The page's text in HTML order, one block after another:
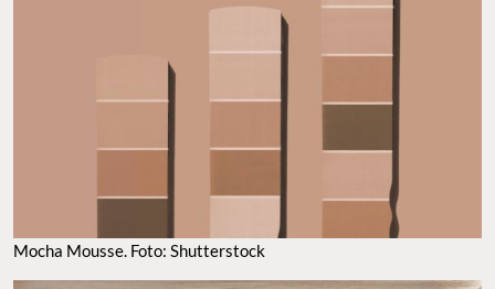
Mocha Mousse. Foto: Shutterstock